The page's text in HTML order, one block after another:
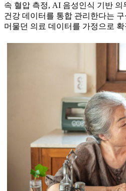
속 혈압 측정, AI 음성인식 기반 의
건강 데이터를 통합 관리한다는
머물던 의료 데이터를 가정으로